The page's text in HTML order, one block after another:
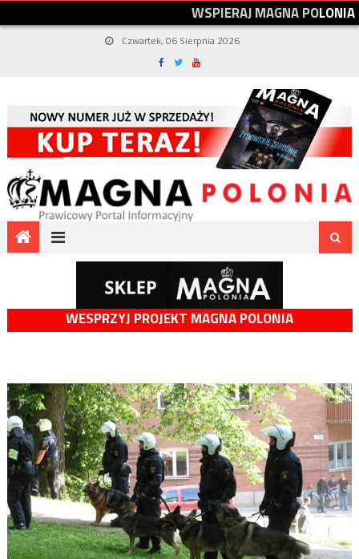
WSPIERAJMAGNAPOLONIA
Czwartek, 06 Sierpnia 2026
WESPRZYJ PROJEKT MAGNA POLONIA